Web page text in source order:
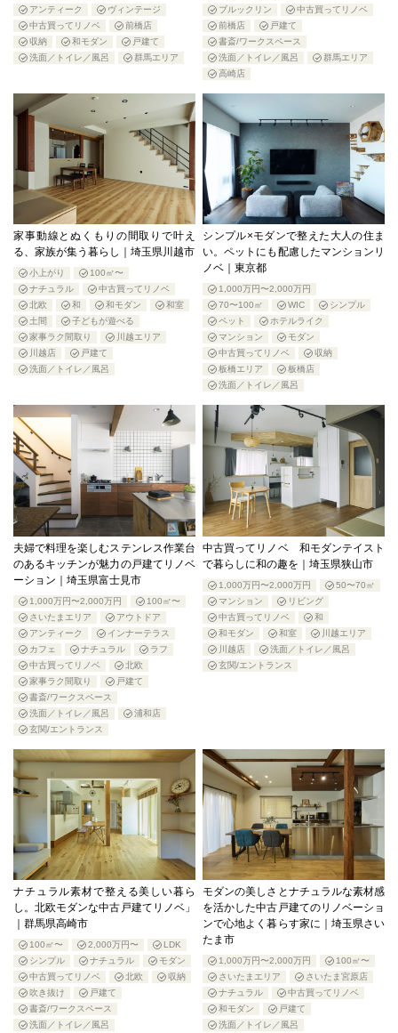
アンティーク
ヴィンテージ
中古買ってリノベ
前橋店
収納
和モダン
戸建て
洗面／トイレ／風呂
群馬エリア
ブルックリン
中古買ってリノベ
前橋店
戸建て
書斎/ワークスペース
洗面／トイレ／風呂
群馬エリア
高崎店
家事動線とぬくもりの間取りで叶え
る、家族が集う暮らし｜埼玉県川越市
小上がり
100㎡〜
ナチュラル
中古買ってリノベ
北欧
和 和モダン
和室
土間
子どもが遊べる
家事ラク間取り
川越エリア
川越店
戸建て
洗面／トイレ／風呂
シンプル×モダンで整えた大人の住ま
い。ペットにも配慮したマンションリ
ノベ｜東京都
1,000万円〜2,000万円
70〜100㎡
WIC
シンプル
ペット
ホテルライク
マンション
モダン
中古買ってリノベ
収納
板橋エリア
板橋店
洗面／トイレ／風呂
夫婦で料理を楽しむステンレス作業台
のあるキッチンが魅力の戸建てリノベ
ーション｜埼玉県富士見市
1,000万円〜2,000万円
100㎡〜
さいたまエリア
アウトドア
アンティーク
インナーテラス
カフェ
ナチュラル
ラフ
中古買ってリノベ
北欧
家事ラク間取り
戸建て
書斎/ワークスペース
洗面／トイレ／風呂
浦和店
玄関/エントランス
中古買ってリノベ 和モダンテイスト
で暮らしに和の趣を｜埼玉県狭山市
1,000万円〜2,000万円
50〜70㎡
マンション
リビング
中古買ってリノベ
和
和モダン
和室
川越エリア
川越店
洗面／トイレ／風呂
玄関/エントランス
ナチュラル素材で整える美しい暮ら
し。北欧モダンな中古戸建てリノベ」
｜群馬県高崎市
100㎡〜 2,000万円〜
LDK
シンプル
ナチュラル
モダン
中古買ってリノベ
北欧
収納
吹き抜け
戸建て
書斎/ワークスペース
洗面／トイレ／風呂
モダンの美しさとナチュラルな素材感
を活かした中古戸建てのリノベーショ
ンで心地よく暮らす家に｜埼玉県さい
たま市
1,000万円〜2,000万円
100㎡〜
さいたまエリア
さいたま宮原店
ナチュラル
中古買ってリノベ
和モダン
戸建て
洗面／トイレ／風呂